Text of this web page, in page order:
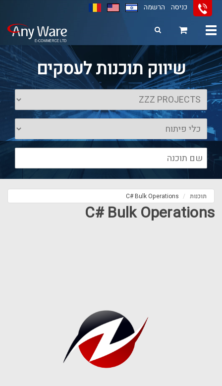
11
12
13
כניסה הרשמה
Toggle
שיווק תוכנות לעסקים
תוכנות C# Bulk Operations
C# Bulk Operations